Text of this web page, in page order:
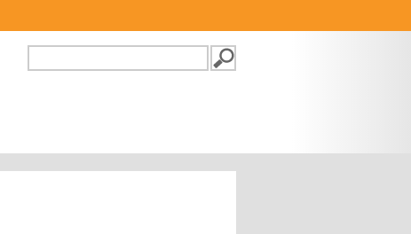
FORMULAIRE DE